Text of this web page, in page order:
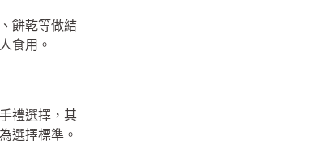
餅乾等做結
食用。
禮選擇，其
選擇標準。